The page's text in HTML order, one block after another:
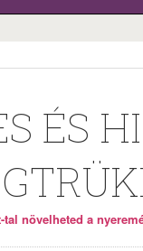
ÉS
növelheted a